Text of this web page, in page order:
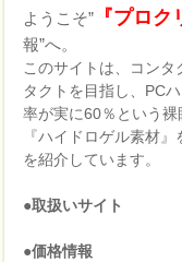
ようこそ” 『プロ
報”へ。
このサイトは、コン
タクトを目指し、PC
率が実に60％という
『ハイドロゲル素材
を紹介しています。
●取扱いサイト
●価格情報